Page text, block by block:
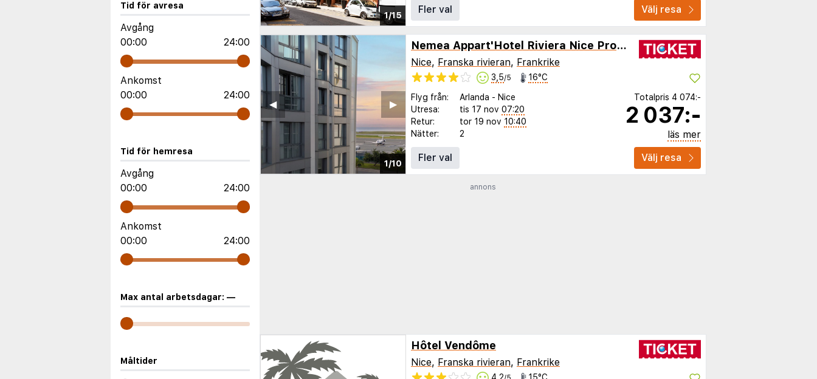
Tid för avresa
Avgång
00:00
24:00
Ankomst
00:00
24:00
Tid för hemresa
Avgång
00:00
24:00
Ankomst
00:00
24:00
Max antal arbetsdagar: —
Måltider
1/15
Fler val
Välj resa
1/10
▶︎
◀︎
Nemea Appart'Hotel Riviera Nice Promenade
Nice, Franska rivieran, Frankrike
3,5/5 16°C
Flyg från: Arlanda - Nice
Utresa:
tis 17 nov 07:20
Retur:
tor 19 nov 10:40
Nätter:
2
Totalpris 4 074:-
2 037:-
läs mer
Fler val
Välj resa
annons
Hôtel Vendôme
Nice, Franska rivieran, Frankrike